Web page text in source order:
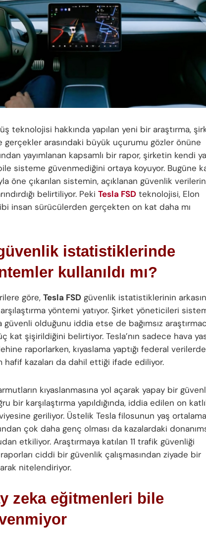
teknolojisi hakkında yapılan yeni bir araştırma,
gerçekler arasındaki büyük uçurumu gözler önüne
yayımlanan kapsamlı bir rapor, şirketin kendi
sisteme güvenmediğini ortaya koyuyor. Bugüne
öne çıkarılan sistemin, açıklanan güvenlik
belirtiliyor. Peki Tesla FSD teknolojisi, Elon
insan sürücülerden gerçekten on kat daha mı
istatistiklerinde
kullanıldı mı?
göre, Tesla FSD güvenlik istatistiklerinin
yöntemi yatıyor. Şirket yöneticileri
olduğunu iddia etse de bağımsız
kat şişirildiğini belirtiyor. Tesla’nın sadece hava
raporlarken, kıyaslama yaptığı federal verilerde
kazaları da dahil ettiği ifade ediliyor.
kıyaslanmasına yol açarak yapay bir
bir karşılaştırma yapıldığında, iddia edilen on
geriliyor. Üstelik Tesla filosunun yaş
çok daha genç olması da kazalardaki
etkiliyor. Araştırmaya katılan 11 trafik güvenliği
raporları ciddi bir güvenlik çalışmasından ziyade bir
nitelendiriyor.
zeka eğitmenleri bile